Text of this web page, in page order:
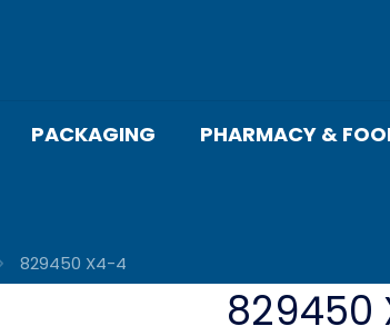
PACKAGING PHARMACY &
829450 X4-4
829450